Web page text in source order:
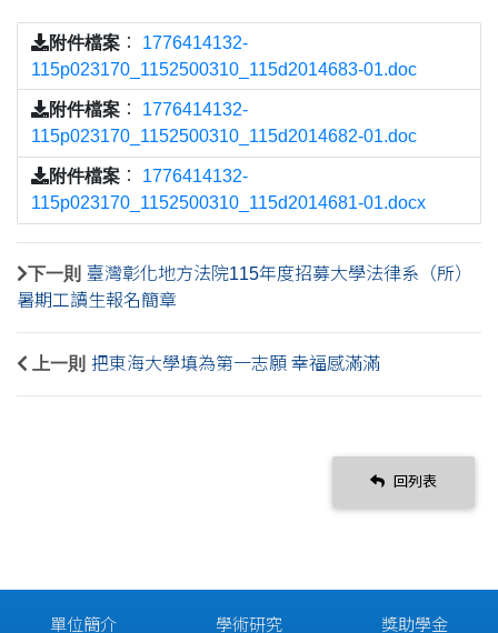
附件檔案 ： 1776414132-
115p023170_1152500310_115d2014683-01.doc
附件檔案 ： 1776414132-
115p023170_1152500310_115d2014682-01.doc
附件檔案 ： 1776414132-
115p023170_1152500310_115d2014681-01.docx
下一則 臺灣彰化地方法院115年度招募大學法律系（所）
暑期工讀生報名簡章
上一則 把東海大學填為第一志願 幸福感滿滿
回列表
單位簡介 學術研究 獎助學金